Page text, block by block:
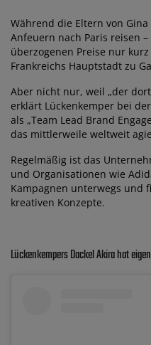
Während die Eltern von
Anfeuern nach Paris reisen
überzogenen Preise nur
Frankreichs Hauptstadt zu
Aber nicht nur, weil „der
erklärt Lückenkemper bei der
als „Team Lead Brand
das mittlerweile weltweit
Regelmäßig ist das
und Organisationen wie
Kampagnen unterwegs und
kreativen Konzepte.
Lückenkempers Dackel Akira hat